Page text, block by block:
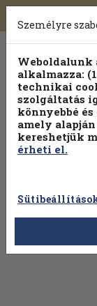
Toggle
Válogasson
Személyre
Weboldalunk
alkalmazza:
technikai
szolgáltatás
könnyebbé
amely
kereshetjük
érheti el.